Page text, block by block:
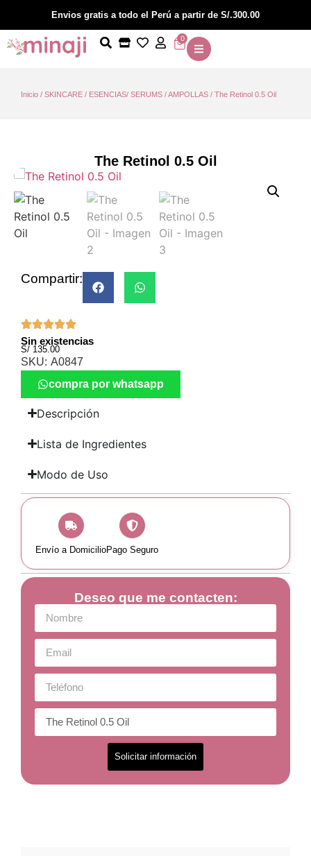
Envios gratis a todo el Perú a partir de S/.300.00
0
Inicio / SKINCARE / ESENCIAS/ SERUMS / AMPOLLAS / The Retinol 0.5 Oil
The Retinol 0.5 Oil
Compartir:
Sin existencias
S/ 135.00
SKU: A0847
compra por whatsapp
Descripción
Lista de Ingredientes
Modo de Uso
Envío a DomicilioPago Seguro
Deseo que me contacten:
Solicitar información